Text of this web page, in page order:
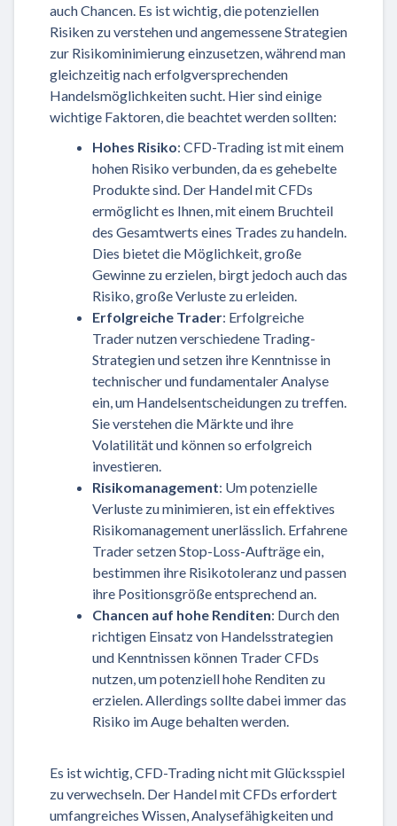
auch Chancen. Es ist wichtig, die potenziellen
Risiken zu verstehen und angemessene Strategien
zur Risikominimierung einzusetzen, während man
gleichzeitig nach erfolgversprechenden
Handelsmöglichkeiten sucht. Hier sind einige
wichtige Faktoren, die beachtet werden sollten:
Hohes Risiko: CFD-Trading ist mit einem
hohen Risiko verbunden, da es gehebelte
Produkte sind. Der Handel mit CFDs
ermöglicht es Ihnen, mit einem Bruchteil
des Gesamtwerts eines Trades zu handeln.
Dies bietet die Möglichkeit, große
Gewinne zu erzielen, birgt jedoch auch das
Risiko, große Verluste zu erleiden.
Erfolgreiche Trader: Erfolgreiche
Trader nutzen verschiedene Trading-
Strategien und setzen ihre Kenntnisse in
technischer und fundamentaler Analyse
ein, um Handelsentscheidungen zu treffen.
Sie verstehen die Märkte und ihre
Volatilität und können so erfolgreich
investieren.
Risikomanagement: Um potenzielle
Verluste zu minimieren, ist ein effektives
Risikomanagement unerlässlich. Erfahrene
Trader setzen Stop-Loss-Aufträge ein,
bestimmen ihre Risikotoleranz und passen
ihre Positionsgröße entsprechend an.
Chancen auf hohe Renditen: Durch den
richtigen Einsatz von Handelsstrategien
und Kenntnissen können Trader CFDs
nutzen, um potenziell hohe Renditen zu
erzielen. Allerdings sollte dabei immer das
Risiko im Auge behalten werden.
Es ist wichtig, CFD-Trading nicht mit Glücksspiel
zu verwechseln. Der Handel mit CFDs erfordert
umfangreiches Wissen, Analysefähigkeiten und